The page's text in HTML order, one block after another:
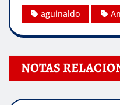
aguinaldo
NOTAS